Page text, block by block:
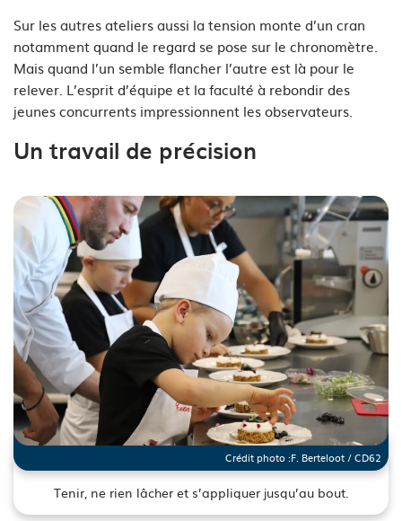
Sur les autres ateliers aussi la tension monte d’un cran
notamment quand le regard se pose sur le chronomètre.
Mais quand l’un semble flancher l’autre est là pour le
relever. L’esprit d’équipe et la faculté à rebondir des
jeunes concurrents impressionnent les observateurs.
Un travail de précision
Crédit photo :F. Berteloot / CD62
Tenir, ne rien lâcher et s’appliquer jusqu’au bout.